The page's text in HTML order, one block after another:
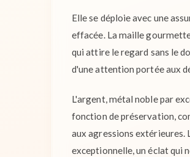
Elle se déploie avec une
effacée. La maille
qui attire le regard sans le
d'une attention portée aux
L'argent, métal noble par
fonction de préservation,
aux agressions extérieures.
exceptionnelle, un éclat qui